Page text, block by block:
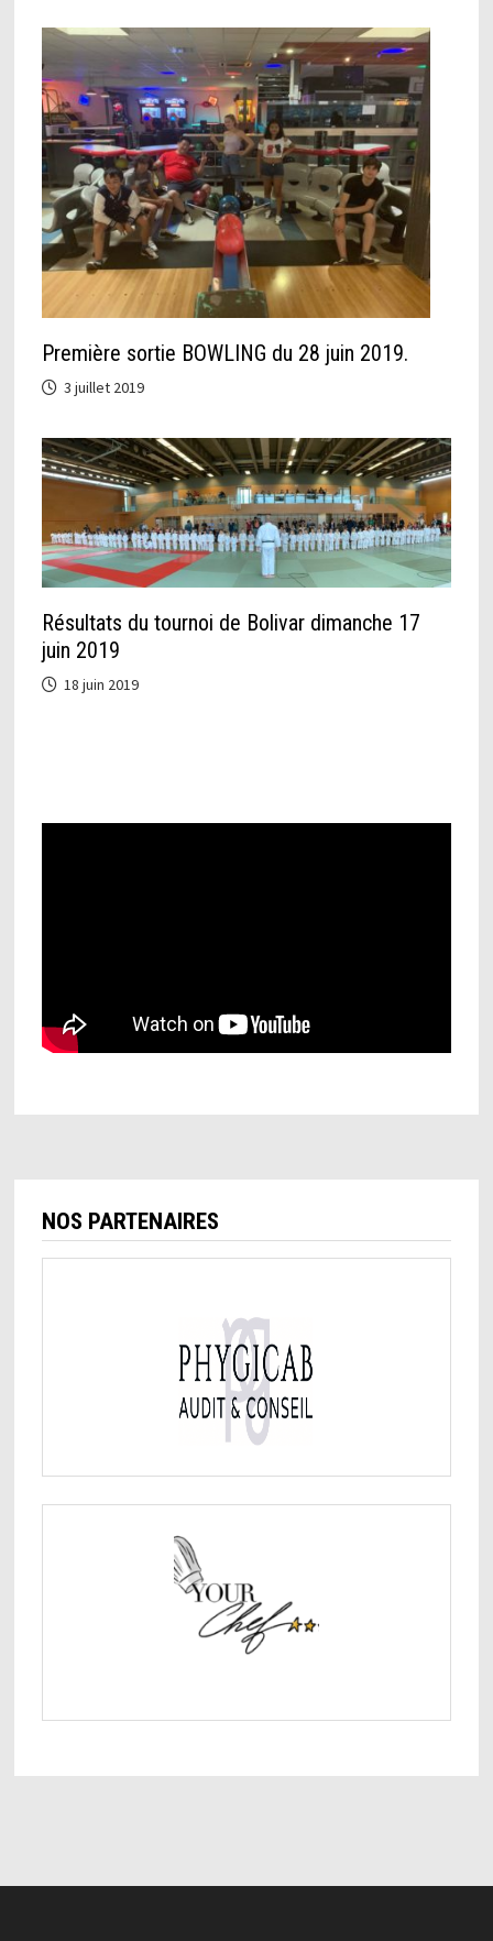
Première sortie BOWLING du 28 juin 2019.
3 juillet 2019
Résultats du tournoi de Bolivar dimanche 17
juin 2019
18 juin 2019
NOS PARTENAIRES